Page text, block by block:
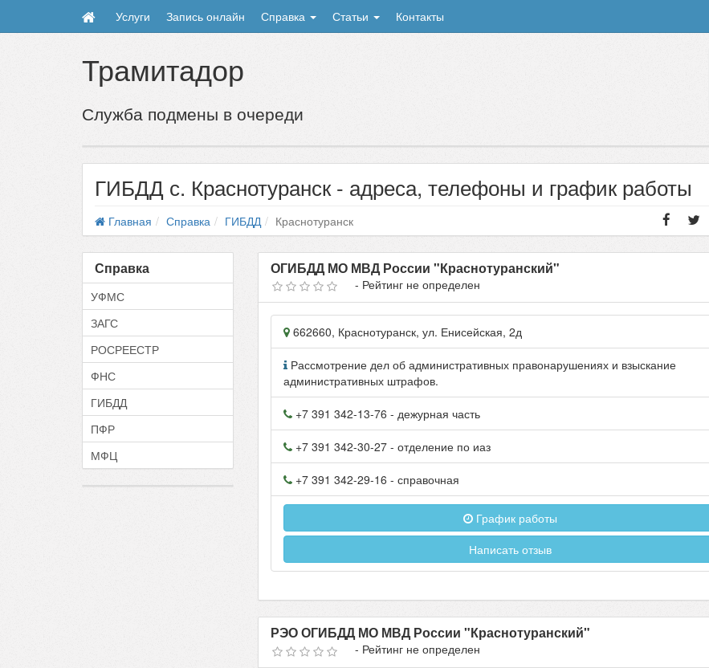
Услуги Запись онлайн Справка Статьи Контакты
Трамитадор
Служба подмены в очереди
ГИБДД с. Краснотуранск - адреса, телефоны и график работы
Главная Справка ГИБДД Краснотуранск
Справка
УФМС
ЗАГС
РОСРЕЕСТР
ФНС
ГИБДД
ПФР
МФЦ
ОГИБДД МО МВД России "Краснотуранский"
- Рейтинг не определен
662660, Краснотуранск, ул. Енисейская, 2д
Рассмотрение дел об административных правонарушениях и взыскание
административных штрафов.
+7 391 342-13-76 - дежурная часть
+7 391 342-30-27 - отделение по иаз
+7 391 342-29-16 - справочная
График работы
Написать отзыв
РЭО ОГИБДД МО МВД России "Краснотуранский"
- Рейтинг не определен